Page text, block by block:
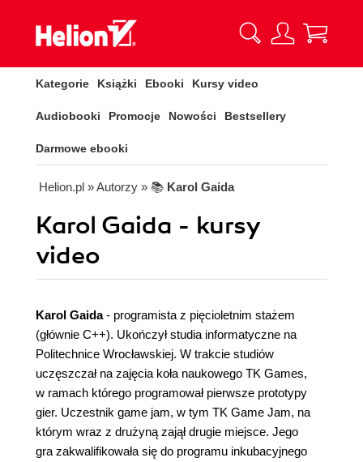
Kategorie Książki Ebooki Kursy video
Audiobooki Promocje Nowości Bestsellery
Darmowe ebooki
Helion.pl » Autorzy » 📚 Karol Gaida
Karol Gaida - kursy
video
Karol Gaida- programista z pięcioletnim stażem
(głównie C++). Ukończył studia informatyczne na
Politechnice Wrocławskiej. W trakcie studiów
uczęszczał na zajęcia koła naukowego TK Games,
w ramach którego programował pierwsze prototypy
gier. Uczestnik game jam, w tym TK Game Jam, na
którym wraz z drużyną zajął drugie miejsce. Jego
gra zakwalifikowała się do programu inkubacyjnego